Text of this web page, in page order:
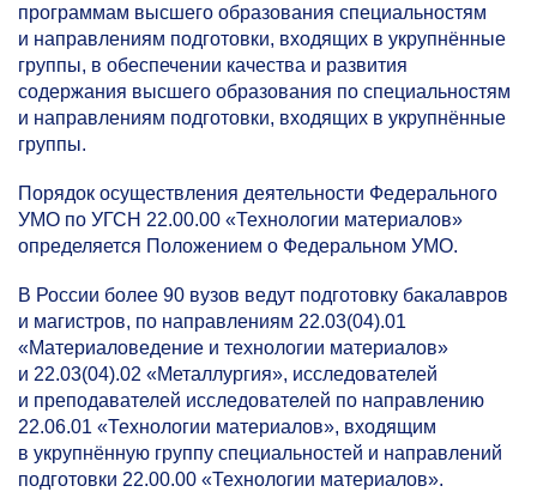
программам высшего образования специальностям
и направлениям подготовки, входящих в укрупнённые
группы, в обеспечении качества и развития
содержания высшего образования по специальностям
и направлениям подготовки, входящих в укрупнённые
группы.
Порядок осуществления деятельности Федерального
УМО по УГСН 22.00.00 «Технологии материалов»
определяется Положением о Федеральном УМО.
В России более 90 вузов ведут подготовку бакалавров
и магистров, по направлениям 22.03(04).01
«Материаловедение и технологии материалов»
и 22.03(04).02 «Металлургия», исследователей
и преподавателей исследователей по направлению
22.06.01 «Технологии материалов», входящим
в укрупнённую группу специальностей и направлений
подготовки 22.00.00 «Технологии материалов».